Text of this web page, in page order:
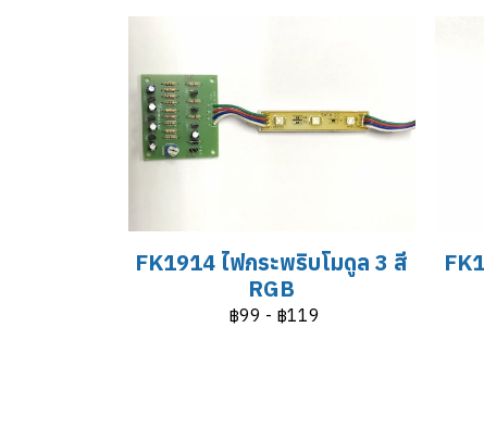
FK1914 ไฟกระพริบโมดูล 3 สี
RGB
฿99 - ฿119